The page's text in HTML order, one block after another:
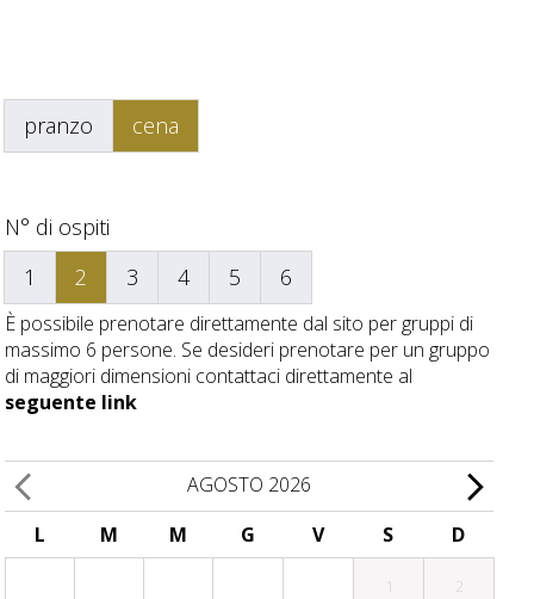
pranzo cena
N° di ospiti
1
2 3 4 5 6
È possibile prenotare direttamente dal sito per gruppi di
massimo 6 persone. Se desideri prenotare per un gruppo
di maggiori dimensioni contattaci direttamente al
seguente link
AGOSTO 2026
L
M M G V S D
1 2